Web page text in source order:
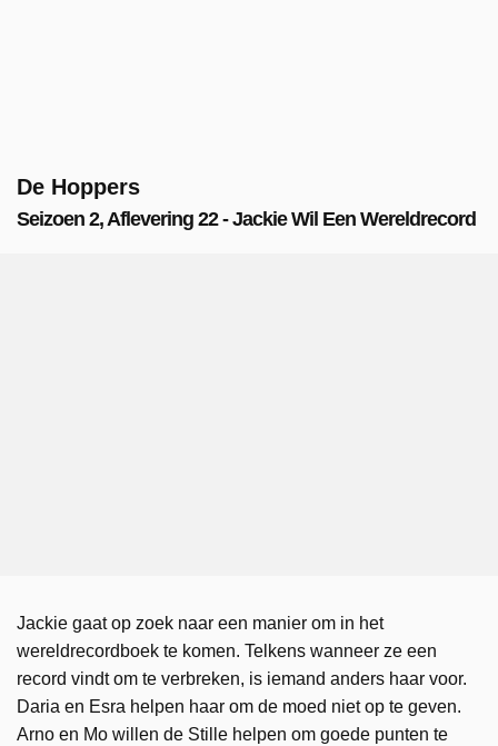
De Hoppers
Seizoen 2, Aflevering 22 - Jackie Wil Een Wereldrecord
Jackie gaat op zoek naar een manier om in het
wereldrecordboek te komen. Telkens wanneer ze een
record vindt om te verbreken, is iemand anders haar voor.
Daria en Esra helpen haar om de moed niet op te geven.
Arno en Mo willen de Stille helpen om goede punten te